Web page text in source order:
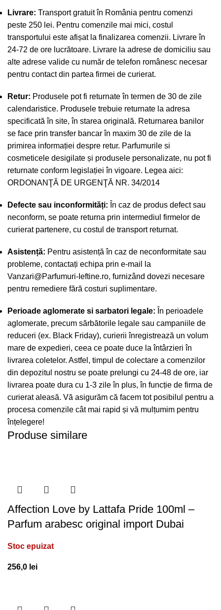
Livrare: Transport gratuit în România pentru comenzi
peste 250 lei. Pentru comenzile mai mici, costul
transportului este afișat la finalizarea comenzii. Livrare în
24-72 de ore lucrătoare. Livrare la adrese de domiciliu sau
alte adrese valide cu număr de telefon românesc necesar
pentru contact din partea firmei de curierat.
Retur: Produsele pot fi returnate în termen de 30 de zile
calendaristice. Produsele trebuie returnate la adresa
specificată în site, în starea originală. Returnarea banilor
se face prin transfer bancar în maxim 30 de zile de la
primirea informației despre retur. Parfumurile si
cosmeticele desigilate și produsele personalizate, nu pot fi
returnate conform legislației în vigoare. Legea aici:
ORDONANŢĂ DE URGENŢĂ NR. 34/2014
Defecte sau inconformități: În caz de produs defect sau
neconform, se poate returna prin intermediul firmelor de
curierat partenere, cu costul de transport returnat.
Asistență: Pentru asistență în caz de neconformitate sau
probleme, contactați echipa prin e-mail la
Vanzari@Parfumuri-Ieftine.ro, furnizând dovezi necesare
pentru remediere fără costuri suplimentare.
Perioade aglomerate si sarbatori legale: În perioadele
aglomerate, precum sărbătorile legale sau campaniile de
reduceri (ex. Black Friday), curierii înregistrează un volum
mare de expedieri, ceea ce poate duce la întârzieri în
livrarea coletelor. Astfel, timpul de colectare a comenzilor
din depozitul nostru se poate prelungi cu 24-48 de ore, iar
livrarea poate dura cu 1-3 zile în plus, în funcție de firma de
curierat aleasă. Vă asigurăm că facem tot posibilul pentru a
procesa comenzile cât mai rapid și vă mulțumim pentru
înțelegere!
Produse similare
Affection Love by Lattafa Pride 100ml –
Parfum arabesc original import Dubai
Stoc epuizat
256,0 lei